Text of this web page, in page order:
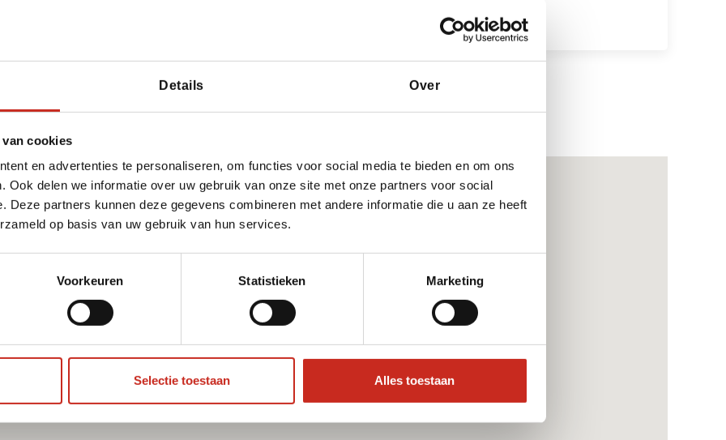
Details Over
cookies
en advertenties te personaliseren, om functies voor social media te bieden en om ons
Ook delen we informatie over uw gebruik van onze site met onze partners voor social
Deze partners kunnen deze gegevens combineren met andere informatie die u aan ze heeft
op basis van uw gebruik van hun services.
Voorkeuren Statistieken Marketing
Selectie toestaan Alles toestaan
aanvulling op
van Japan